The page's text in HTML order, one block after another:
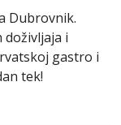
Dubrovnik.
i
gastro i
tek!